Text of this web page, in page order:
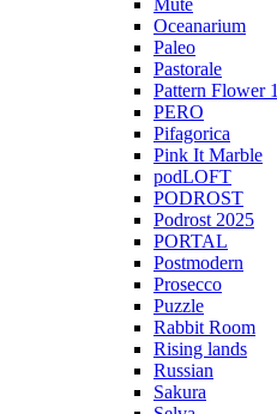
Mute
Oceanarium
Paleo
Pastorale
Pattern Flower 1
PERO
Pifagorica
Pink It Marble
podLOFT
PODROST
Podrost 2025
PORTAL
Postmodern
Prosecco
Puzzle
Rabbit Room
Rising lands
Russian
Sakura